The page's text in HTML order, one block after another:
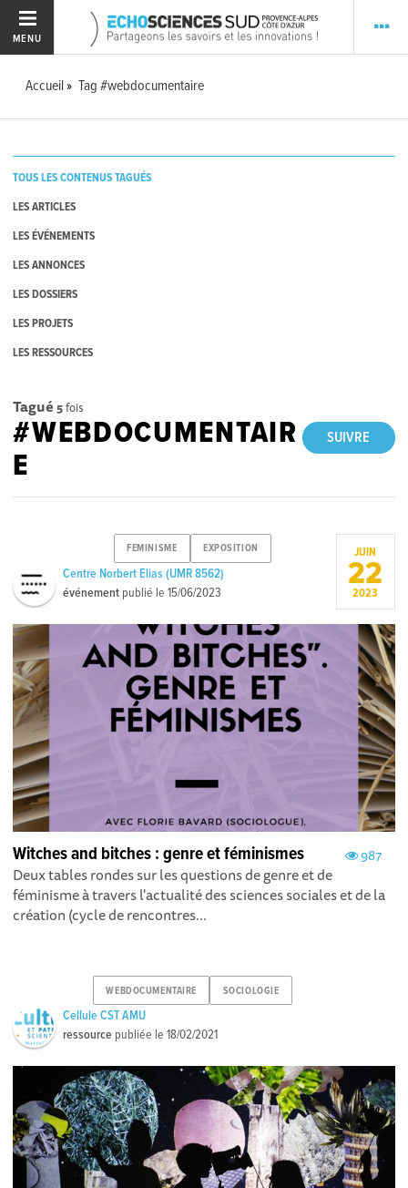
MENU
Accueil Tag #webdocumentaire
TOUS LES CONTENUS TAGUÉS
LES ARTICLES
LES ÉVÉNEMENTS
LES ANNONCES
LES DOSSIERS
LES PROJETS
LES RESSOURCES
Tagué 5fois
SUIVRE
#WEBDOCUMENTAIR
E
FEMINISME EXPOSITION
Centre Norbert Elias (UMR 8562)
événement publié le15/06/2023
JUIN
22
2023
987
Witches and bitches : genre et féminismes
Deux tables rondes sur les questions de genre et de
féminisme à travers l'actualité des sciences sociales et de la
création (cycle de rencontres...
WEBDOCUMENTAIRE SOCIOLOGIE
Cellule CST AMU
ressource publiée le18/02/2021